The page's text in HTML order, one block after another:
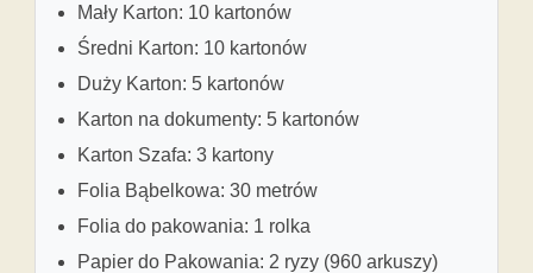
Mały Karton: 10 kartonów
Średni Karton: 10 kartonów
Duży Karton: 5 kartonów
Karton na dokumenty: 5 kartonów
Karton Szafa: 3 kartony
Folia Bąbelkowa: 30 metrów
Folia do pakowania: 1 rolka
Papier do Pakowania: 2 ryzy (960 arkuszy)